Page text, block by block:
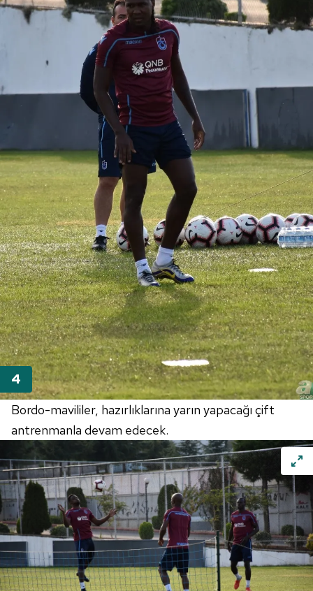
Bordo-mavililer, hazırlıklarına yarın yapacağı çift
antrenmanla devam edecek.